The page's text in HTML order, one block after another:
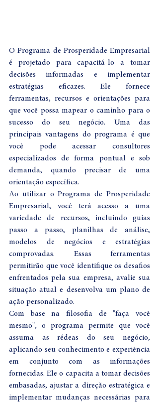
O Programa de Prosperidade Empresarial
é projetado para capacitá-lo a tomar
decisões informadas e implementar
estratégias eficazes. Ele fornece
ferramentas, recursos e orientações para
que você possa mapear o caminho para o
sucesso do seu negócio. Uma das
principais vantagens do programa é que
você pode acessar consultores
especializados de forma pontual e sob
demanda, quando precisar de uma
orientação específica.
Ao utilizar o Programa de Prosperidade
Empresarial, você terá acesso a uma
variedade de recursos, incluindo guias
passo a passo, planilhas de análise,
modelos de negócios e estratégias
comprovadas. Essas ferramentas
permitirão que você identifique os desafios
enfrentados pela sua empresa, avalie sua
situação atual e desenvolva um plano de
ação personalizado.
Com base na filosofia de "faça você
mesmo", o programa permite que você
assuma as rédeas do seu negócio,
aplicando seu conhecimento e experiência
em conjunto com as informações
fornecidas. Ele o capacita a tomar decisões
embasadas, ajustar a direção estratégica e
implementar mudanças necessárias para